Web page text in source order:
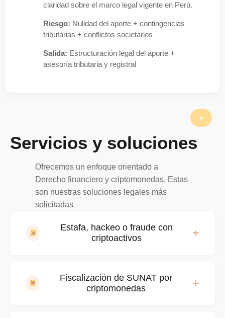
claridad sobre el marco legal vigente en Perú.
Riesgo: Nulidad del aporte + contingencias
tributarias + conflictos societarios
Salida: Estructuración legal del aporte +
asesoría tributaria y registral
Servicios y soluciones
Ofrecemos un enfoque orientado a
Derecho financiero y criptomonedas. Estas
son nuestras soluciones legales más
solicitadas
Estafa, hackeo o fraude con
criptoactivos
+
pérdida de fondos digitales por fraude, acceso
Fiscalización de SUNAT por
criptomonedas
+